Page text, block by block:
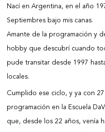
Nací en Argentina, en el año
Septiembres bajo mis canas.
Amante de la programación y
hobby que descubrí cuando
pude transitar desde 1997
locales.
Cumplido ese ciclo, y ya con
programación en la Escuela
que, desde los 22 años, venía